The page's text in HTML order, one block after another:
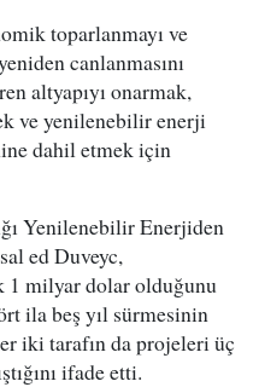
toparlanmayı ve
canlanmasını
altyapıyı onarmak,
ve yenilenebilir enerji
dahil etmek için
Yenilenebilir Enerjiden
ed Duveyc,
1 milyar dolar olduğunu
ila beş yıl sürmesinin
iki tarafın da projeleri üç
ifade etti.